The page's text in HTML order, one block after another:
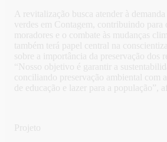
A revitalização busca atender à
verdes em Contagem, contribuindo para
moradores e o combate às mudanças
também terá papel central na
sobre a importância da preservação dos
“Nosso objetivo é garantir a
conciliando preservação ambiental com
de educação e lazer para a população”,
Projeto